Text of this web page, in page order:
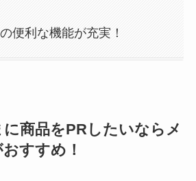
便利な機能が充実！
商品をPRしたいならメ
すすめ！